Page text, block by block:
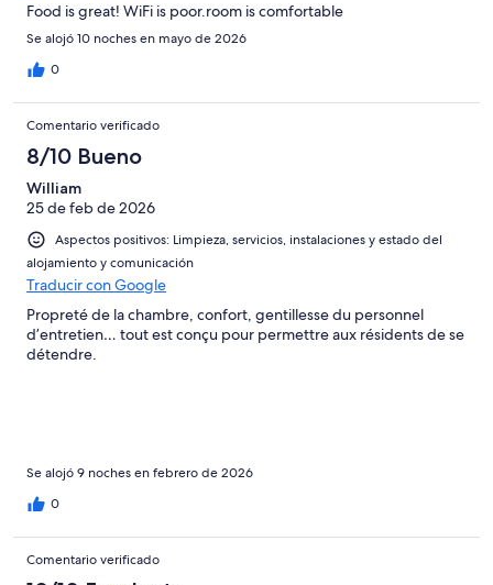
Food is great! WiFi is poor.room is comfortable
Se alojó 10 noches en mayo de 2026
0
Comentario verificado
8/10 Bueno
William
25 de feb de 2026
Aspectos positivos: Limpieza, servicios, instalaciones y estado del
alojamiento y comunicación
Traducir con Google
Propreté de la chambre, confort, gentillesse du personnel
d’entretien… tout est conçu pour permettre aux résidents de se
détendre.
Se alojó 9 noches en febrero de 2026
0
Comentario verificado